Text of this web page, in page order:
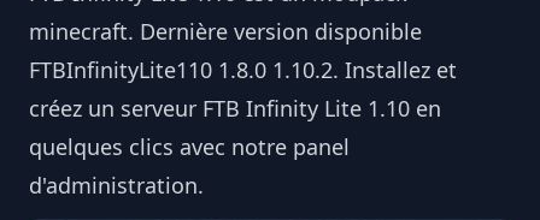
minecraft. Dernière version disponible
FTBInfinityLite110 1.8.0 1.10.2. Installez et
créez un serveur FTB Infinity Lite 1.10 en
quelques clics avec notre panel
d'administration.